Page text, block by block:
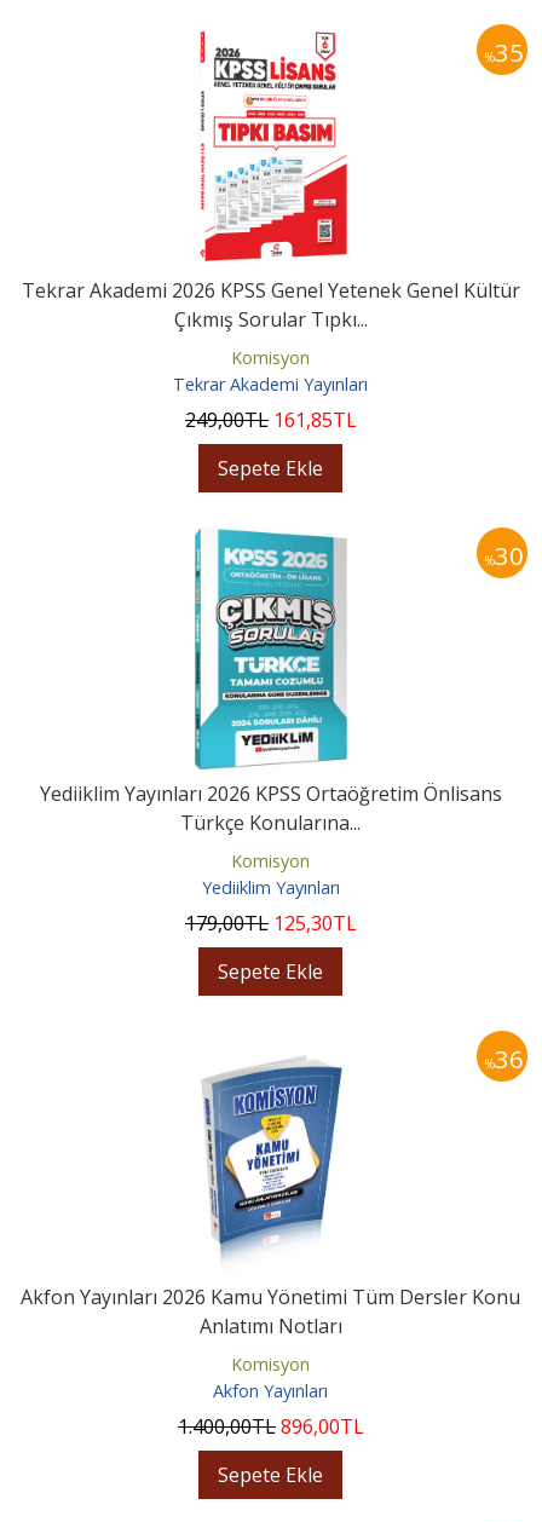
%35
Tekrar Akademi 2026 KPSS Genel Yetenek Genel Kültür
Çıkmış Sorular Tıpkı...
Komisyon
Tekrar Akademi Yayınları
249,00TL 161,85TL
Sepete Ekle
%30
Yediiklim Yayınları 2026 KPSS Ortaöğretim Önlisans
Türkçe Konularına...
Komisyon
Yediiklim Yayınları
179,00TL 125,30TL
Sepete Ekle
%36
Akfon Yayınları 2026 Kamu Yönetimi Tüm Dersler Konu
Anlatımı Notları
Komisyon
Akfon Yayınları
1.400,00TL896,00TL
Sepete Ekle